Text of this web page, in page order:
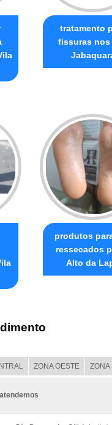
tratamento
fissuras nos
produtos
ressecados
Alto da
ZONA OESTE ZONA